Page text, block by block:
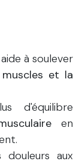
à soulever
et la
d'équilibre
en
aux